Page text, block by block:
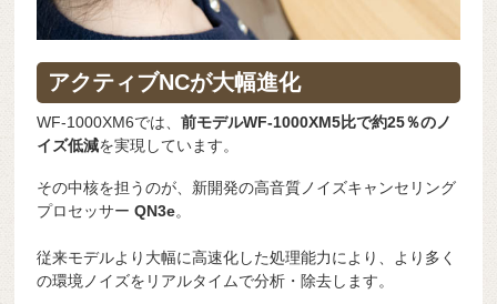
アクティブNCが大幅進化
WF-1000XM6では、前モデルWF-1000XM5比で約25％のノ
イズ低減を実現しています。
その中核を担うのが、新開発の高音質ノイズキャンセリング
プロセッサーQN3e。
従来モデルより大幅に高速化した処理能力により、より多く
の環境ノイズをリアルタイムで分析・除去します。